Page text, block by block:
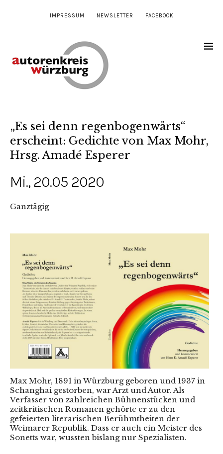
IMPRESSUM NEWSLETTER FACEBOOK
„Es sei denn regenbogenwärts“
erscheint: Gedichte von Max Mohr,
Hrsg. Amadé Esperer
Mi., 20.05 2020
Ganztägig
Max Mohr, 1891 in Würzburg geboren und 1937 in
Schanghai gestorben, war Arzt und Autor. Als
Verfasser von zahlreichen Bühnenstücken und
zeitkritischen Romanen gehörte er zu den
gefeierten literarischen Berühmtheiten der
Weimarer Republik. Dass er auch ein Meister des
Sonetts war, wussten bislang nur Spezialisten.